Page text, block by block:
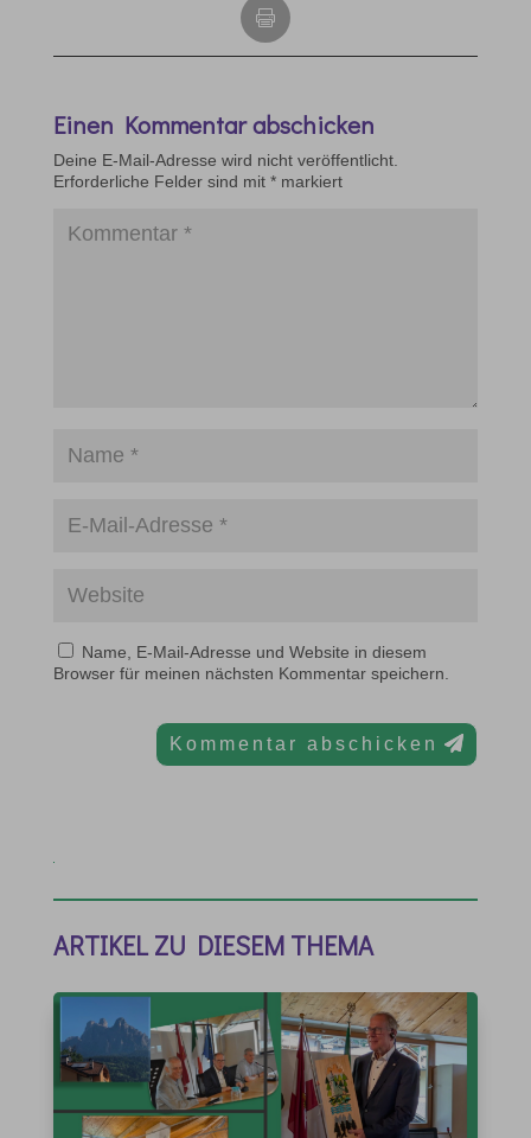
Einen Kommentar abschicken
Deine E-Mail-Adresse wird nicht veröffentlicht.
Erforderliche Felder sind mit *markiert
Name, E-Mail-Adresse und Website in diesem
Browser für meinen nächsten Kommentar speichern.
Kommentar abschicken
ARTIKEL ZU DIESEM THEMA